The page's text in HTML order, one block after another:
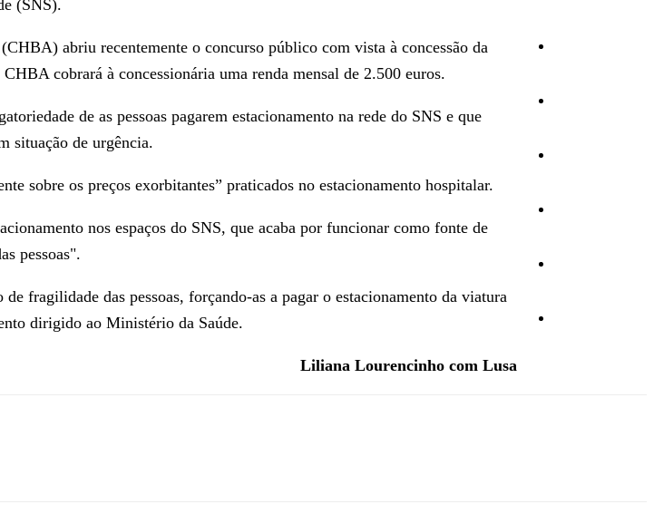
(SNS).
abriu recentemente o concurso público com vista à concessão da
cobrará à concessionária uma renda mensal de 2.500 euros.
de as pessoas pagarem estacionamento na rede do SNS e que
situação de urgência.
sobre os preços exorbitantes” praticados no estacionamento hospitalar.
nos espaços do SNS, que acaba por funcionar como fonte de
pessoas".
fragilidade das pessoas, forçando-as a pagar o estacionamento da viatura
dirigido ao Ministério da Saúde.
Liliana Lourencinho com Lusa